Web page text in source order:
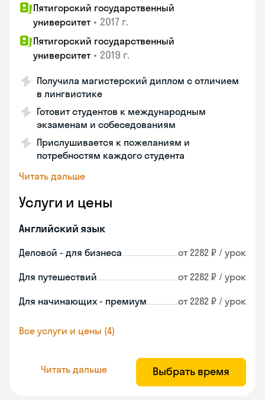
Пятигорский государственный
университет • 2017 г.
Пятигорский государственный
университет • 2019 г.
Получила магистерский диплом с отличием
в лингвистике
Готовит студентов к международным
экзаменам и собеседованиям
Прислушивается к пожеланиям и
потребностям каждого студента
Читать дальше
Услуги и цены
Английский язык
Деловой - для бизнеса от 2282 ₽ / урок
Для путешествий от 2282 ₽ / урок
Для начинающих - премиум от 2282 ₽ / урок
Все услуги и цены (4)
Читать дальше Выбрать время